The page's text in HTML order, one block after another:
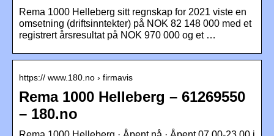
Rema 1000 Helleberg sitt regnskap for 2021 viste en
omsetning (driftsinntekter) på NOK 82 148 000 med et
registrert årsresultat på NOK 970 000 og et …
https:// www.180.no › firmavis
Rema 1000 Helleberg – 61269550
– 180.no